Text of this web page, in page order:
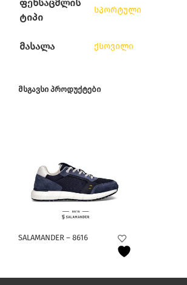
ფეხსაცმლის
ტიპი
სპორტული
მასალა ქსოვილი
ᲛᲡᲒᲐᲕᲡᲘ ᲞᲠᲝᲓᲣᲥᲢᲔᲑᲘ
SALAMANDER – 8616
product
has
variants.